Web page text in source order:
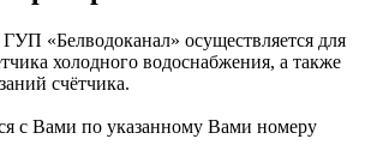
«Белводоканал» осуществляется для
холодного водоснабжения, а также
счётчика.
с Вами по указанному Вами номеру